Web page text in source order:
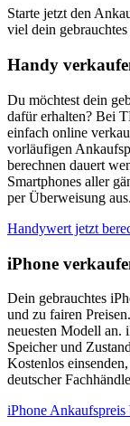
Starte jetzt den
viel dein
Handy
Du möchtest dein
dafür erhalten? Bei
einfach online
vorläufigen
berechnen dauert
Smartphones aller
per Überweisung aus.
Handywert jetzt
iPhone
Dein gebrauchtes
und zu fairen
neuesten Modell an.
Speicher und
Kostenlos
deutscher
iPhone Ankaufspreis